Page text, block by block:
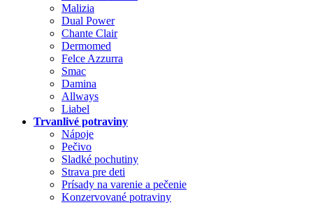
Malizia
Dual Power
Chante Clair
Dermomed
Felce Azzurra
Smac
Damina
Allways
Liabel
Trvanlivé potraviny
Nápoje
Pečivo
Sladké pochutiny
Strava pre deti
Prísady na varenie a pečenie
Konzervované potraviny